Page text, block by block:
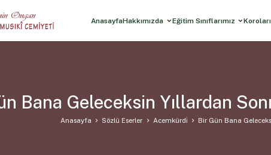
AnasayfaHakkımızda Eğitim Sınıflarımız
Bana Geleceksin Yıllardan
Anasayfa Sözlü Eserler Acemkürdi̇ Bir Gün Bana